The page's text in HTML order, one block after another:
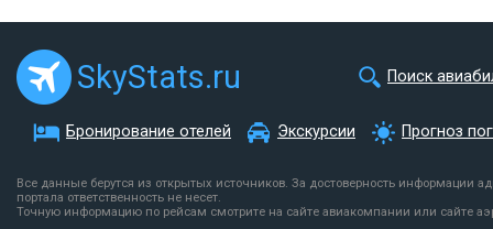
SkyStats.ru Поиск
Бронирование отелей Экскурсии Прогноз
Все данные берутся из открытых источников. За достоверность информации
портала ответственность не несет.
Точную информацию по рейсам смотрите на сайте авиакомпании или сайте